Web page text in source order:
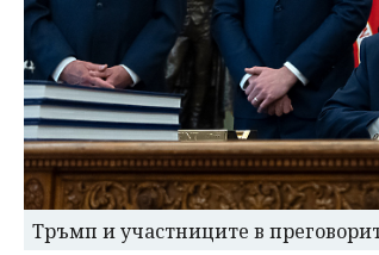
Тръмп и участниците в